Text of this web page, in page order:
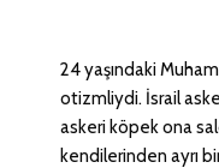
24 yaşındaki
otizmliydi. İsrail
askeri köpek ona
kendilerinden ayrı